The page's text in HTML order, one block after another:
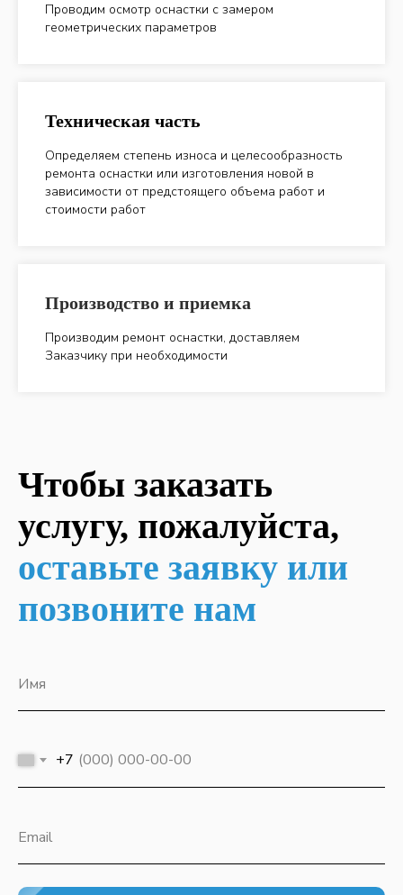
Проводим осмотр оснастки с замером
геометрических параметров
Техническая часть
Определяем степень износа и целесообразность
ремонта оснастки или изготовления новой в
зависимости от предстоящего объема работ и
стоимости работ
Производство и приемка
Производим ремонт оснастки, доставляем
Заказчику при необходимости
Чтобы заказать
услугу, пожалуйста,
оставьте заявку или
позвоните нам
Имя
+7
Email
О
Политика обработки персональных
Контактная информация
Специальная оценка условия труда